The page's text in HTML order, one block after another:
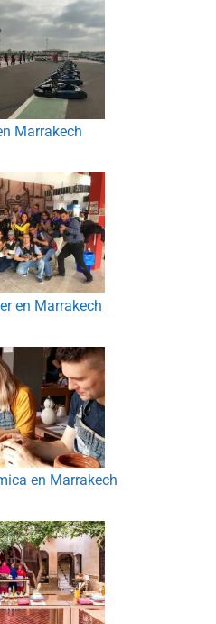
Marrakech
en Marrakech
en Marrakech